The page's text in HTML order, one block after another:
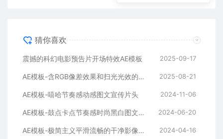
猜你喜欢
震撼的科幻电影预告片开场特效AE模板 2025-09-17
AE模板-含RGB像差效果和扫光光效的快速logo开场 2025-08-21
AE模板-嘻哈节奏感动感图文宣传片头 2024-11-06
AE模板-鼓点卡点节奏感时尚黑白图文排版展示开场片头 2024-06-20
AE模板-极简主义平滑流畅的干净影像排版展示开场 2024-04-16